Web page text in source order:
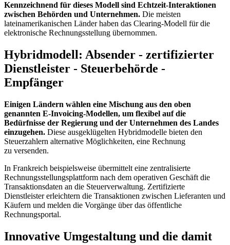
Kennzeichnend für dieses Modell sind Echtzeit-Interaktionen
zwischen Behörden und Unternehmen. Die meisten
lateinamerikanischen Länder haben das Clearing-Modell für die
elektronische Rechnungsstellung übernommen.
Hybridmodell: Absender - zertifizierter
Dienstleister - Steuerbehörde -
Empfänger
Einigen Ländern wählen eine Mischung aus den oben
genannten E-Invoicing-Modellen, um flexibel auf die
Bedürfnisse der Regierung und der Unternehmen des Landes
einzugehen. Diese ausgeklügelten Hybridmodelle bieten den
Steuerzahlern alternative Möglichkeiten, eine Rechnung
zu versenden.
In Frankreich beispielsweise übermittelt eine zentralisierte
Rechnungsstellungsplattform nach dem operativen Geschäft die
Transaktionsdaten an die Steuerverwaltung. Zertifizierte
Dienstleister erleichtern die Transaktionen zwischen Lieferanten und
Käufern und melden die Vorgänge über das öffentliche
Rechnungsportal.
Innovative Umgestaltung und die damit